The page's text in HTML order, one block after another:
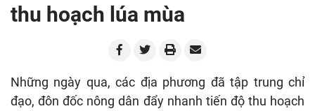
thu hoạch lúa mùa
Những ngày qua, các địa phương đã tập trung chỉ
đạo, đôn đốc nông dân đẩy nhanh tiến độ thu hoạch